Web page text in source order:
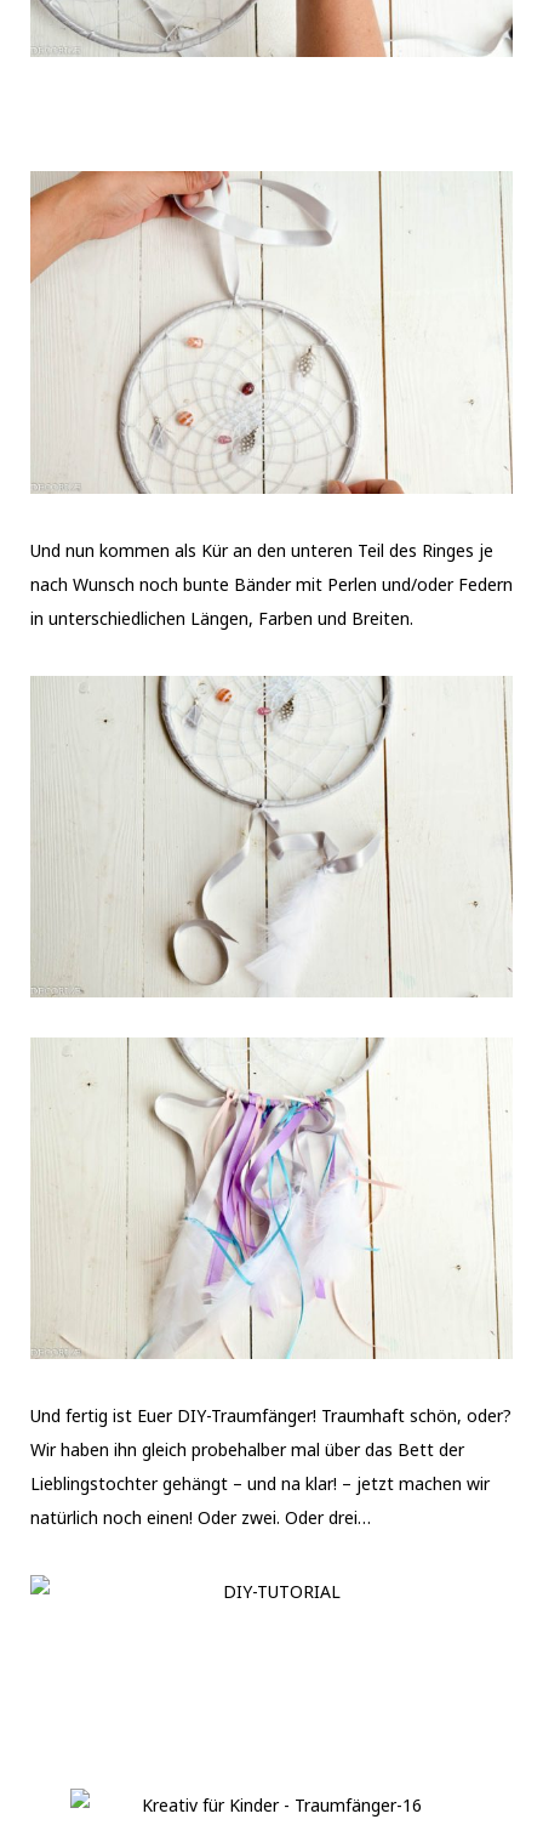
Und nun kommen als Kür an den unteren Teil des Ringes je
nach Wunsch noch bunte Bänder mit Perlen und/oder Federn
in unterschiedlichen Längen, Farben und Breiten.
Und fertig ist Euer DIY-Traumfänger! Traumhaft schön, oder?
Wir haben ihn gleich probehalber mal über das Bett der
Lieblingstochter gehängt – und na klar! – jetzt machen wir
natürlich noch einen! Oder zwei. Oder drei…